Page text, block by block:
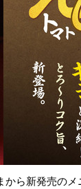
ら新発売のメ